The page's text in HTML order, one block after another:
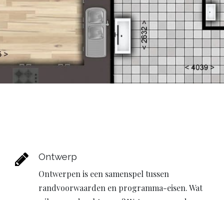
Ontwerp
Ontwerpen is een samenspel tussen
randvoorwaarden en programma-eisen. Wat